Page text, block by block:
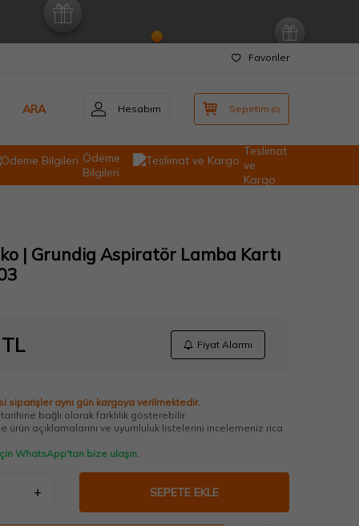
Favoriler
ARA Hesabım Sepetim (0)
Ödeme
Bilgileri
Teslimat
ve
Kargo
| Grundig Aspiratör Lamba Kartı
Fiyat Alarmı
siparişler aynı gün kargoya verilmektedir.
bağlı olarak farklılık gösterebilir.
ürün açıklamalarını ve uyumluluk listelerini incelemeniz rica
WhatsApp'tan bize ulaşın.
SEPETE EKLE